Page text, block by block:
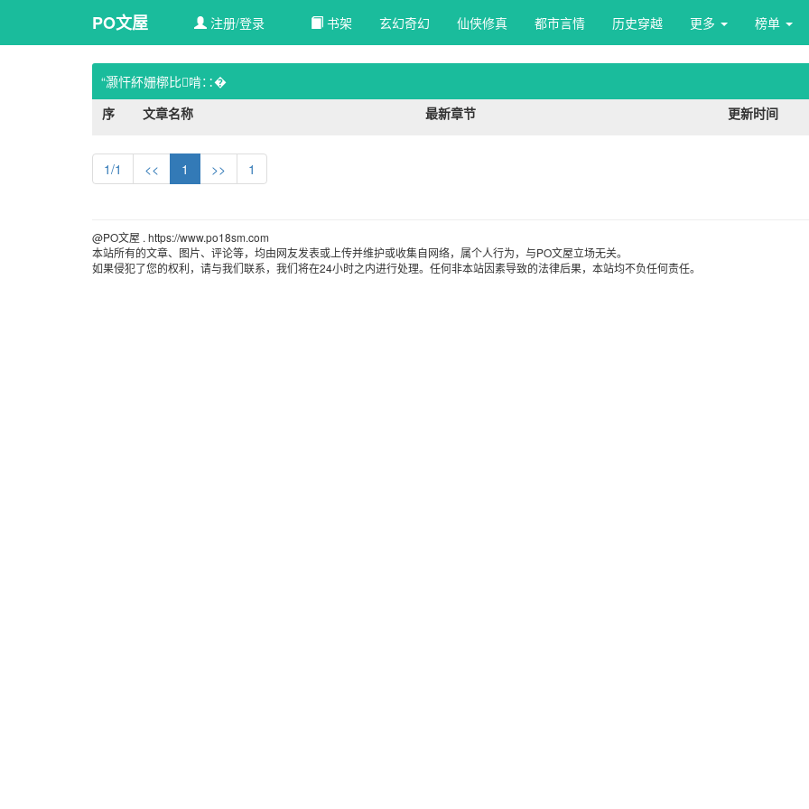
PO文屋 注册/登录 书架 玄幻奇幻 仙侠修真 都市言情 历史穿越 更多 榜单
“灏忓紑姗槨比啃∷�
序
文章名称 最新章节 更新时间
1/1 << 1 >> 1
@PO文屋 . https://www.po18sm.com
本站所有的文章、图片、评论等，均由网友发表或上传并维护或收集自网络，属个人行为，与PO文屋立场无关。
如果侵犯了您的权利，请与我们联系，我们将在24小时之内进行处理。任何非本站因素导致的法律后果，本站均不负任何责任。